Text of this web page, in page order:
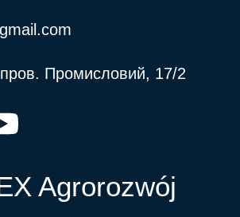
Промисловий, 17/2
Agrorozwój